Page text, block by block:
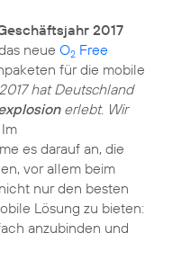
2017
neue O2 Free
für die mobile
2017 hat Deutschland
erlebt. Wir
es darauf an, die
vor allem beim
nur den besten
Lösung zu bieten:
anzubinden und